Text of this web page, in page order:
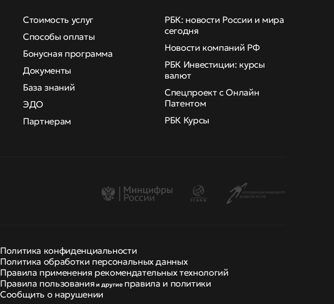
Стоимость услуг
Способы оплаты
Бонусная программа
Документы
База знаний
ЭДО
Партнерам
РБК: новости России и мира
сегодня
Новости компаний РФ
РБК Инвестиции: курсы
валют
Спецпроект с Онлайн
Патентом
РБК Курсы
Политика конфиденциальности
Политика обработки персональных данных
Правила применения рекомендательных технологий
Правила пользования и другие правила и политики
Сообщить о нарушении